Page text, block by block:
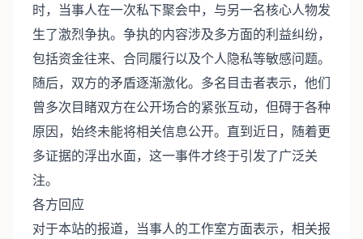
时，当事人在一次私下聚会中，与另一名核心人物发
生了激烈争执。争执的内容涉及多方面的利益纠纷，
包括资金往来、合同履行以及个人隐私等敏感问题。
随后，双方的矛盾逐渐激化。多名目击者表示，他们
曾多次目睹双方在公开场合的紧张互动，但碍于各种
原因，始终未能将相关信息公开。直到近日，随着更
多证据的浮出水面，这一事件才终于引发了广泛关
注。
各方回应
对于本站的报道，当事人的工作室方面表示，相关报